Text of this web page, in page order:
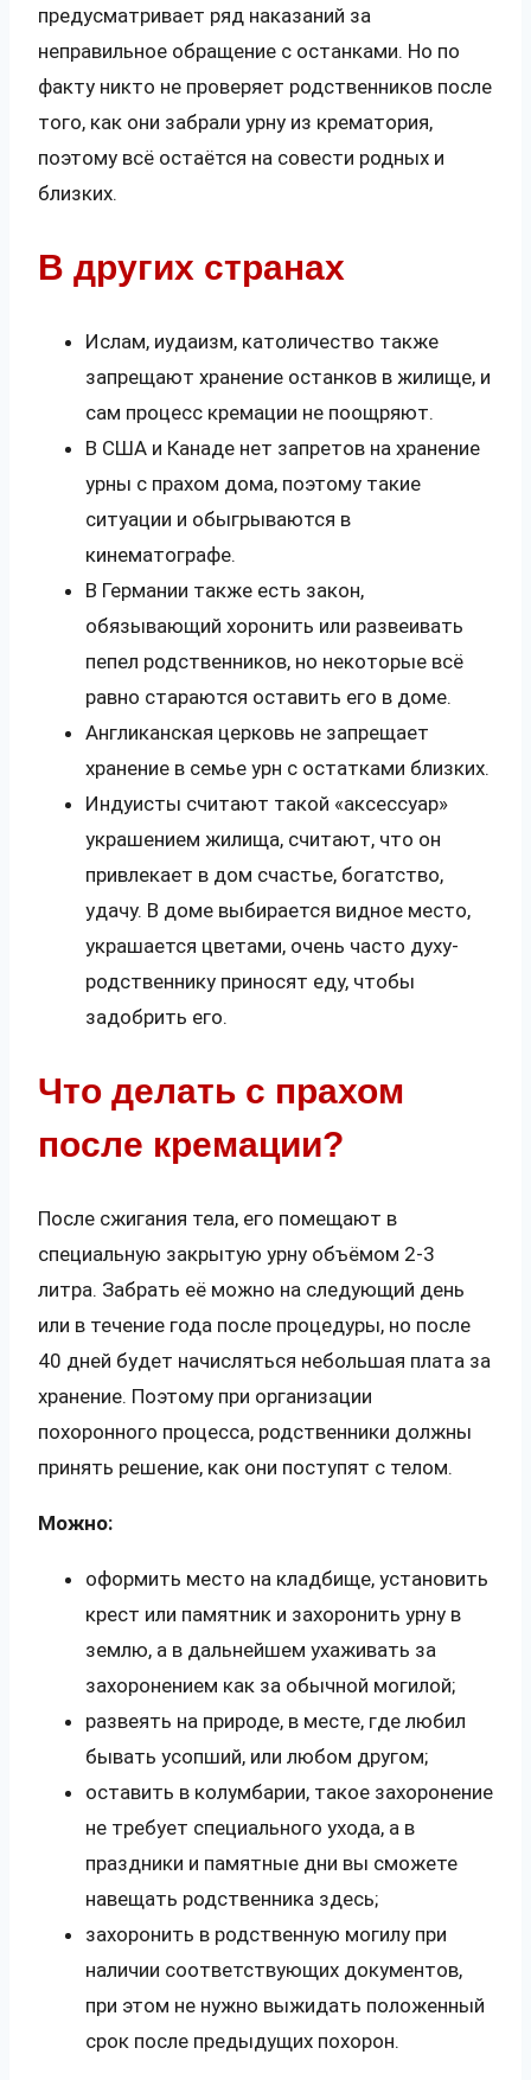
предусматривает ряд наказаний за
неправильное обращение с останками. Но по
факту никто не проверяет родственников после
того, как они забрали урну из крематория,
поэтому всё остаётся на совести родных и
близких.
В других странах
Ислам, иудаизм, католичество также
запрещают хранение останков в жилище, и
сам процесс кремации не поощряют.
В США и Канаде нет запретов на хранение
урны с прахом дома, поэтому такие
ситуации и обыгрываются в
кинематографе.
В Германии также есть закон,
обязывающий хоронить или развеивать
пепел родственников, но некоторые всё
равно стараются оставить его в доме.
Англиканская церковь не запрещает
хранение в семье урн с остатками близких.
Индуисты считают такой «аксессуар»
украшением жилища, считают, что он
привлекает в дом счастье, богатство,
удачу. В доме выбирается видное место,
украшается цветами, очень часто духу-
родственнику приносят еду, чтобы
задобрить его.
Что делать с прахом
после кремации?
После сжигания тела, его помещают в
специальную закрытую урну объёмом 2-3
литра. Забрать её можно на следующий день
или в течение года после процедуры, но после
40 дней будет начисляться небольшая плата за
хранение. Поэтому при организации
похоронного процесса, родственники должны
принять решение, как они поступят с телом.
Можно:
оформить место на кладбище, установить
крест или памятник и захоронить урну в
землю, а в дальнейшем ухаживать за
захоронением как за обычной могилой;
развеять на природе, в месте, где любил
бывать усопший, или любом другом;
оставить в колумбарии, такое захоронение
не требует специального ухода, а в
праздники и памятные дни вы сможете
навещать родственника здесь;
захоронить в родственную могилу при
наличии соответствующих документов,
при этом не нужно выжидать положенный
срок после предыдущих похорон.